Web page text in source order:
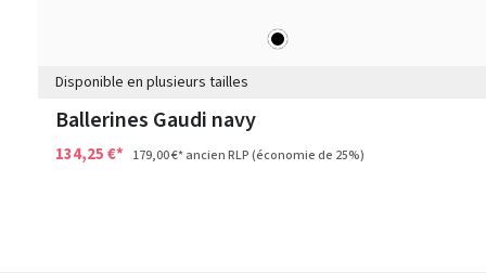
noir
Disponible en plusieurs tailles
Ballerines Gaudi navy
134,25 €* 179,00 €*ancien RLP(économie de 25%)